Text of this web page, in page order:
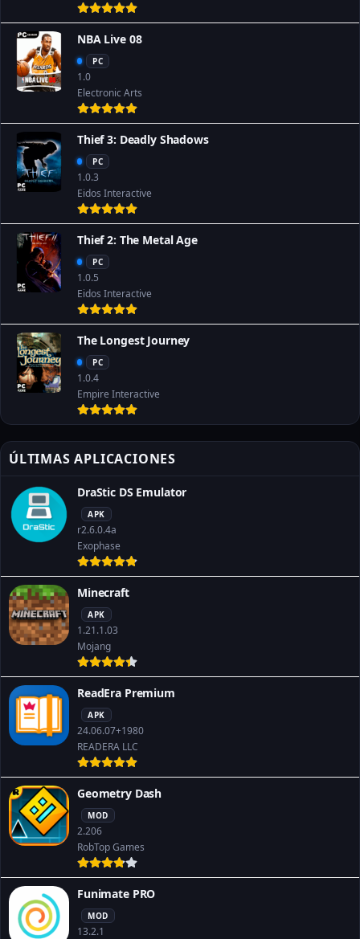
NBA Live 08
PC
1.0
Electronic Arts
Thief 3: Deadly Shadows
PC
1.0.3
Eidos Interactive
Thief 2: The Metal Age
PC
1.0.5
Eidos Interactive
The Longest Journey
PC
1.0.4
Empire Interactive
ÚLTIMAS APLICACIONES
DraStic DS Emulator
APK
r2.6.0.4a
Exophase
Minecraft
APK
1.21.1.03
Mojang
ReadEra Premium
APK
24.06.07+1980
READERA LLC
Geometry Dash
MOD
2.206
RobTop Games
Funimate PRO
MOD
13.2.1